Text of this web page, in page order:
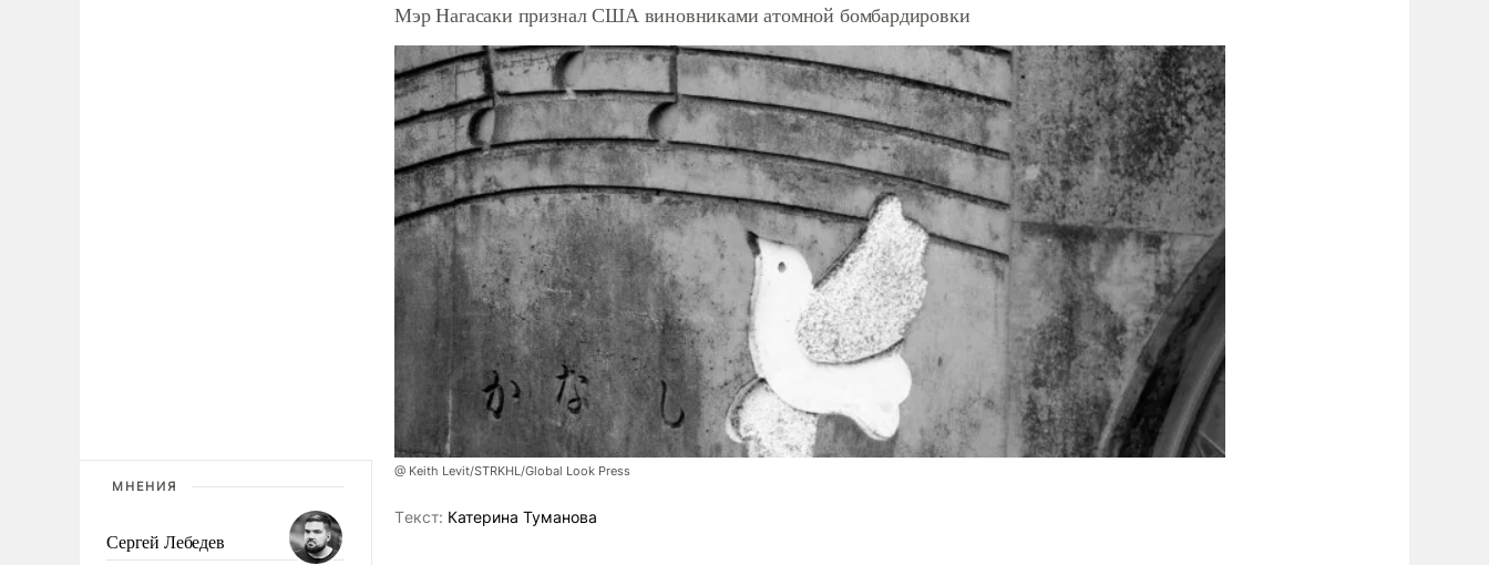
МНЕНИЯ
Сергей Лебедев
Мэр Нагасаки признал США виновниками атомной бомбардировки
@ Keith Levit/STRKHL/Global Look Press
Tекст: Катерина Туманова